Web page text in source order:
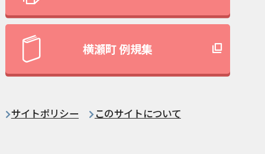
横瀬町 例規集
サイトポリシー このサイトについて